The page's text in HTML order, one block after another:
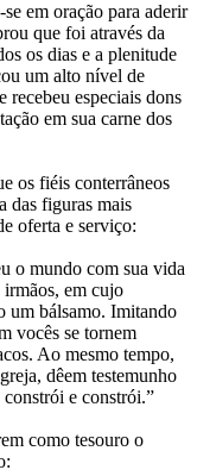
em oração para aderir
que foi através da
os dias e a plenitude
um alto nível de
recebeu especiais dons
em sua carne dos
os fiéis conterrâneos
das figuras mais
oferta e serviço:
o mundo com sua vida
irmãos, em cujo
um bálsamo. Imitando
vocês se tornem
Ao mesmo tempo,
dêem testemunho
e constrói.”
como tesouro o